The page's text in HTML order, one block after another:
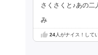
さくさくと♪あの二
み
24人がナイス！して